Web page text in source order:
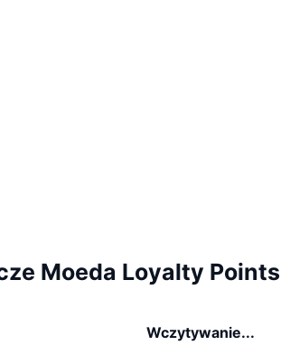
Moeda Loyalty Points
Wczytywanie...